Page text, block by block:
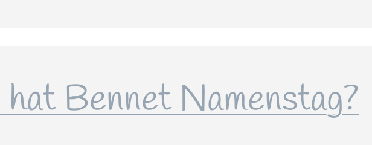
Bennet Namenstag?